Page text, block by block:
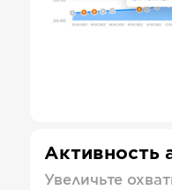
Активность
Увеличьте